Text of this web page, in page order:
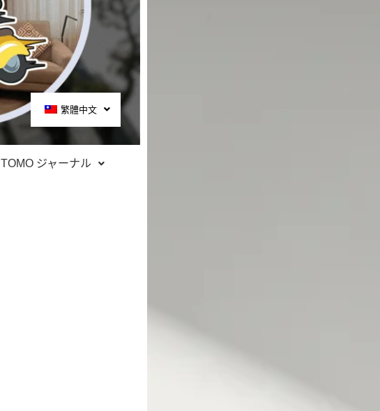
繁體中文
TOMO ジャーナル